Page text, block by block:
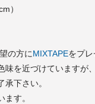
）
の方にMIXTAPEをプレ
味を近づけていますが
下さい。
す。